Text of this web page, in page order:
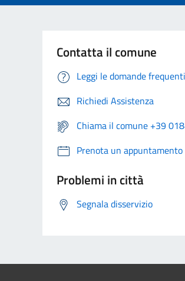
Contatta il comune
Leggi le domande frequenti
Richiedi Assistenza
Chiama il comune +39
Prenota un appuntamento
Problemi in città
Segnala disservizio